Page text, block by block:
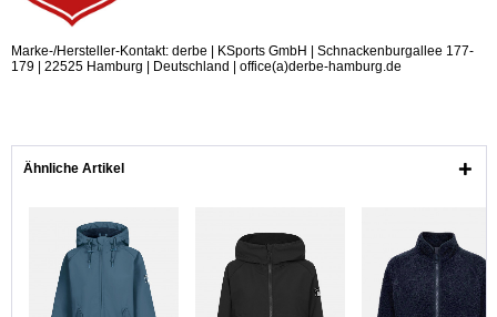
Marke-/Hersteller-Kontakt: derbe | KSports GmbH | Schnackenburgallee 177-
179 | 22525 Hamburg | Deutschland | office(a)derbe-hamburg.de
Ähnliche Artikel